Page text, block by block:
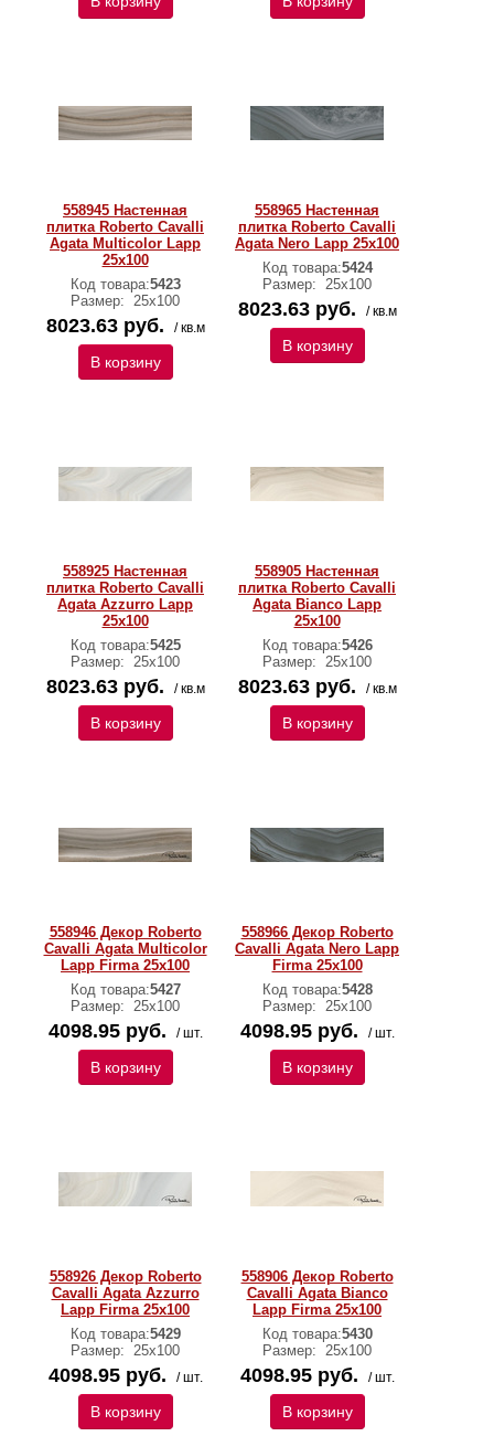
558945 Настенная
плитка Roberto Cavalli
Agata Multicolor Lapp
25x100
Код товара:5423
Размер: 25х100
8023.63 руб. / кв.м
В корзину
558965 Настенная
плитка Roberto Cavalli
Agata Nero Lapp 25x100
Код товара:5424
Размер: 25х100
8023.63 руб. / кв.м
В корзину
558925 Настенная
плитка Roberto Cavalli
Agata Azzurro Lapp
25x100
Код товара:5425
Размер: 25х100
8023.63 руб. / кв.м
В корзину
558905 Настенная
плитка Roberto Cavalli
Agata Bianco Lapp
25x100
Код товара:5426
Размер: 25х100
8023.63 руб. / кв.м
В корзину
558946 Декор Roberto
Cavalli Agata Multicolor
Lapp Firma 25x100
Код товара:5427
Размер: 25х100
4098.95 руб. / шт.
В корзину
558966 Декор Roberto
Cavalli Agata Nero Lapp
Firma 25x100
Код товара:5428
Размер: 25х100
4098.95 руб. / шт.
В корзину
558926 Декор Roberto
Cavalli Agata Azzurro
Lapp Firma 25x100
Код товара:5429
Размер: 25х100
4098.95 руб. / шт.
В корзину
558906 Декор Roberto
Cavalli Agata Bianco
Lapp Firma 25x100
Код товара:5430
Размер: 25х100
4098.95 руб. / шт.
В корзину